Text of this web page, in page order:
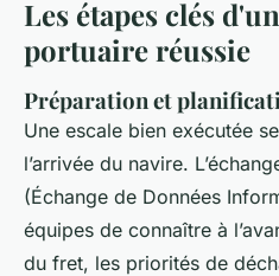
Les étapes clés
portuaire réussie
Préparation et
Une escale bien exécutée
l’arrivée du navire.
(Échange de Données
équipes de connaître à
du fret, les priorités de